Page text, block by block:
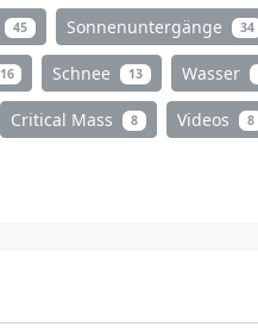
45 Sonnenuntergänge 34
16 Schnee 13 Wasser
Critical Mass 8 Videos 8